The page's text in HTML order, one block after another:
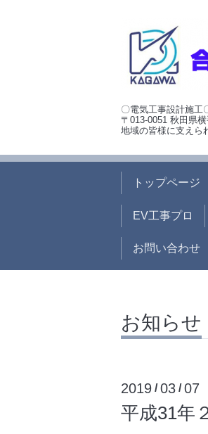
〇電気工事設計施工
〒013-0051 秋田県
地域の皆様に支えら
トップページ
EV工事プロ
お問い合わせ
お知らせ
2019 /03 /07
平成31年